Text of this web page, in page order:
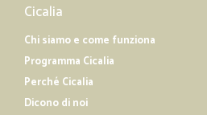
Cicalia
Chi siamo e come funziona
Programma Cicalia
Perché Cicalia
Dicono di noi